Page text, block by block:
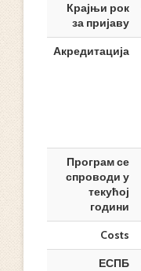
Крајњи рок
за пријаву
Акредитација
Програм се
спроводи у
текућој
години
Costs
ЕСПБ